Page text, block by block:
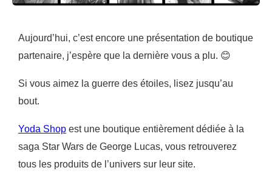
Aujourd’hui, c’est encore une présentation de boutique
partenaire, j’espère que la dernière vous a plu. 😊
Si vous aimez la guerre des étoiles, lisez jusqu’au
bout.
Yoda Shop est une boutique entièrement dédiée à la
saga Star Wars de George Lucas, vous retrouverez
tous les produits de l’univers sur leur site.